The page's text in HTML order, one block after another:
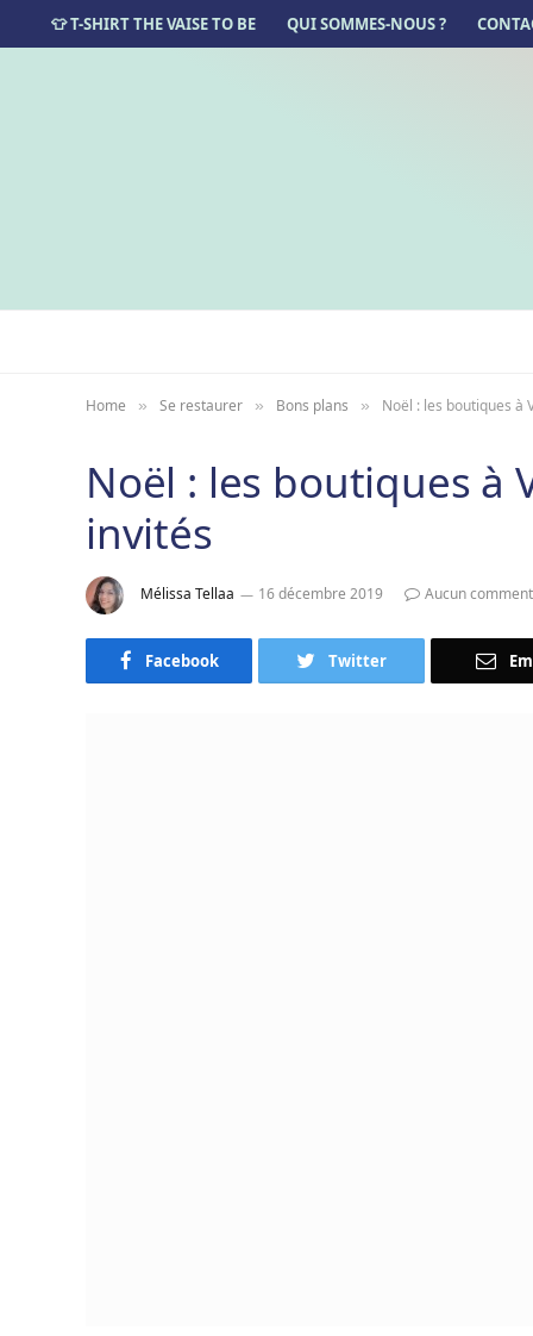
👕 T-SHIRT THE VAISE TO BE QUI SOMMES-NOUS ?
Home » Se restaurer » Bons plans » Noël : les boutiques à
Noël : les boutiques à
invités
Mélissa Tellaa 16 décembre 2019 Aucun
Facebook Twitter